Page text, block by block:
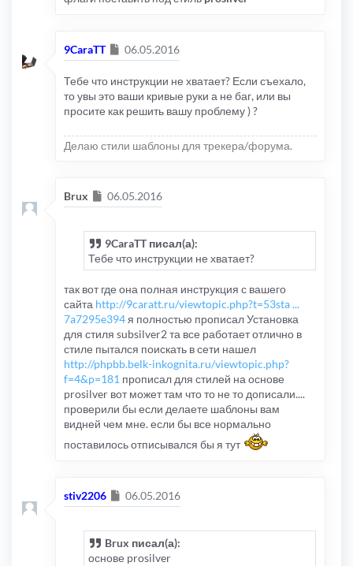
9CaraTT Сообщение
06.05.2016
Тебе что инструкции не хватает? Если съехало,
то увы это ваши кривые руки а не баг, или вы
просите как решить вашу проблему ) ?
Делаю стили шаблоны для трекера/форума.
Brux Сообщение
06.05.2016
9CaraTT писал(а):
Тебе что инструкции не хватает?
так вот где она полная инструкция с вашего
сайта http://9caratt.ru/viewtopic.php?t=53sta ...
7a7295e394я полностью прописал Установка
для стиля subsilver2 та все работает отлично в
стиле пытался поискать в сети нашел
http://phpbb.belk-inkognita.ru/viewtopic.php?
f=4&p=181 прописал для стилей на основе
prosilver вот может там что то не то дописали....
проверили бы если делаете шаблоны вам
видней чем мне. если бы все нормально
поставилось отписывался бы я тут
stiv2206 Сообщение
06.05.2016
Brux писал(а):
основе prosilver